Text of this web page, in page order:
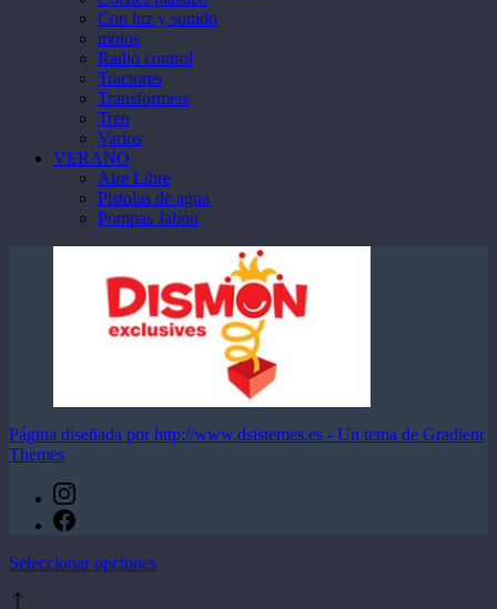
Con luz y sonido
motos
Radio control
Tractores
Transformers
Tren
Varios
VERANO
Aire Libre
Pistolas de agua
Pompas Jabón
Página diseñada por http://www.dsistemes.es - Un tema de Gradient
Themes
Seleccionar opcionesEste